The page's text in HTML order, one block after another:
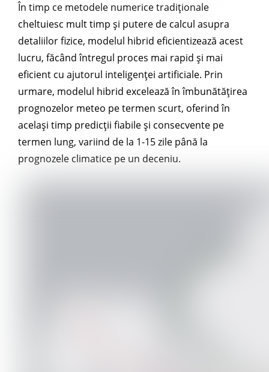
În timp ce metodele numerice tradiționale
cheltuiesc mult timp și putere de calcul asupra
detaliilor fizice, modelul hibrid eficientizează acest
lucru, făcând întregul proces mai rapid și mai
eficient cu ajutorul inteligenței artificiale. Prin
urmare, modelul hibrid excelează în îmbunătățirea
prognozelor meteo pe termen scurt, oferind în
același timp predicții fiabile și consecvente pe
termen lung, variind de la 1-15 zile până la
prognozele climatice pe un deceniu.